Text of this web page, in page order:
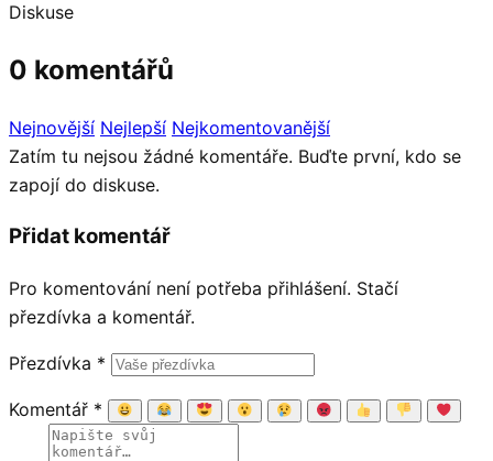
Diskuse
0 komentářů
Nejnovější Nejlepší Nejkomentovanější
Zatím tu nejsou žádné komentáře. Buďte první, kdo se
zapojí do diskuse.
Přidat komentář
Pro komentování není potřeba přihlášení. Stačí
přezdívka a komentář.
Přezdívka *
Komentář *